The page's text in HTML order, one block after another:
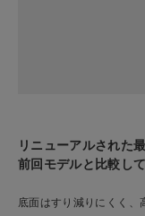
リニューアルされた
前回モデルと比較し
底面はすり減りにくく、